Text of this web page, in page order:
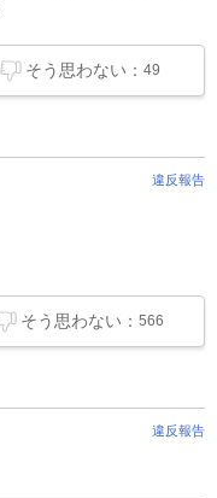
そう思わない： 49
違反報告
そう思わない：566
違反報告